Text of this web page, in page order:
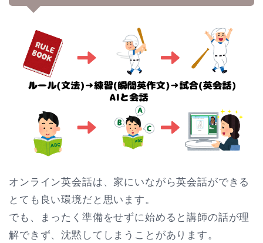
オンライン英会話は、家にいながら英会話ができる
とても良い環境だと思います。
でも、まったく準備をせずに始めると講師の話が理
解できず、沈黙してしまうことがあります。